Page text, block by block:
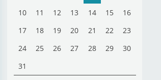
10
11 12 13 14 15
16
17
18 19 20 21 22
23
24
25 26 27 28 29
30
31